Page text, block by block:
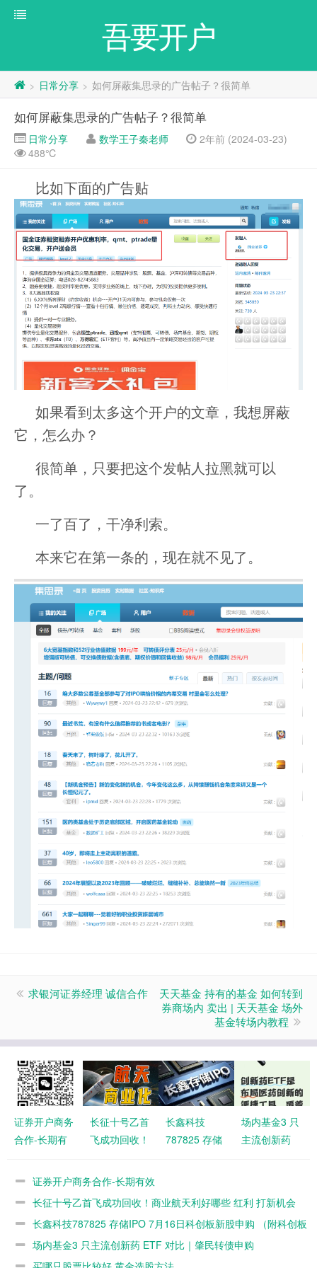
吾要开户
> 日常分享 > 如何屏蔽集思录的广告帖子？很简单
如何屏蔽集思录的广告帖子？很简单
日常分享 数学王子秦老师
2年前 (2024-03-23)
488℃
比如下面的广告贴
如果看到太多这个开户的文章，我想屏蔽
它，怎么办？
很简单，只要把这个发帖人拉黑就可以
了。
一了百了，干净利索。
本来它在第一条的，现在就不见了。
求银河证券经理 诚信合作
天天基金 持有的基金 如何转到
券商场内 卖出 | 天天基金 场外
基金转场内教程
证券开户商务
合作-长期有
长征十号乙首
飞成功回收！
哪些 红利 打
长鑫科技
787825 存储
板开通打新全
攻略）
场内基金3 只
主流创新药
证券开户商务合作-长期有效
长征十号乙首飞成功回收！商业航天利好哪些 红利 打新机会
长鑫科技787825 存储IPO 7月16日科创板新股申购 （附科创板
开通打新全攻略）
场内基金3 只主流创新药 ETF 对比｜肇民转债申购